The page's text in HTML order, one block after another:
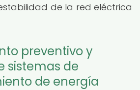
de la red eléctrica
preventivo y
sistemas de
de energía